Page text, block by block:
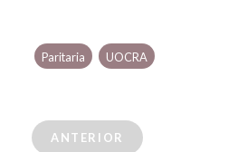
Paritaria UOCRA
ANTERIOR